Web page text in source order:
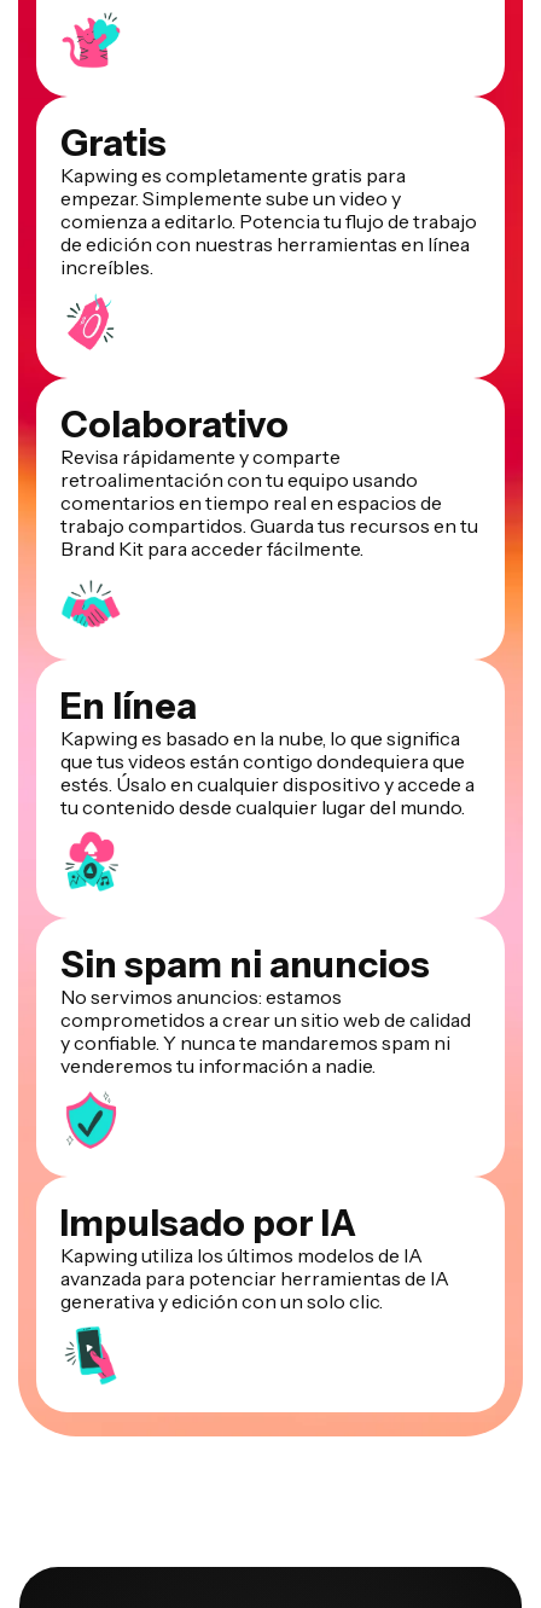
Gratis
Kapwing es completamente gratis para
empezar. Simplemente sube un video y
comienza a editarlo. Potencia tu flujo de trabajo
de edición con nuestras herramientas en línea
increíbles.
Colaborativo
Revisa rápidamente y comparte
retroalimentación con tu equipo usando
comentarios en tiempo real en espacios de
trabajo compartidos. Guarda tus recursos en tu
Brand Kit para acceder fácilmente.
En línea
Kapwing es basado en la nube, lo que significa
que tus videos están contigo dondequiera que
estés. Úsalo en cualquier dispositivo y accede a
tu contenido desde cualquier lugar del mundo.
Sin spam ni anuncios
No servimos anuncios: estamos
comprometidos a crear un sitio web de calidad
y confiable. Y nunca te mandaremos spam ni
venderemos tu información a nadie.
Impulsado por IA
Kapwing utiliza los últimos modelos de IA
avanzada para potenciar herramientas de IA
generativa y edición con un solo clic.